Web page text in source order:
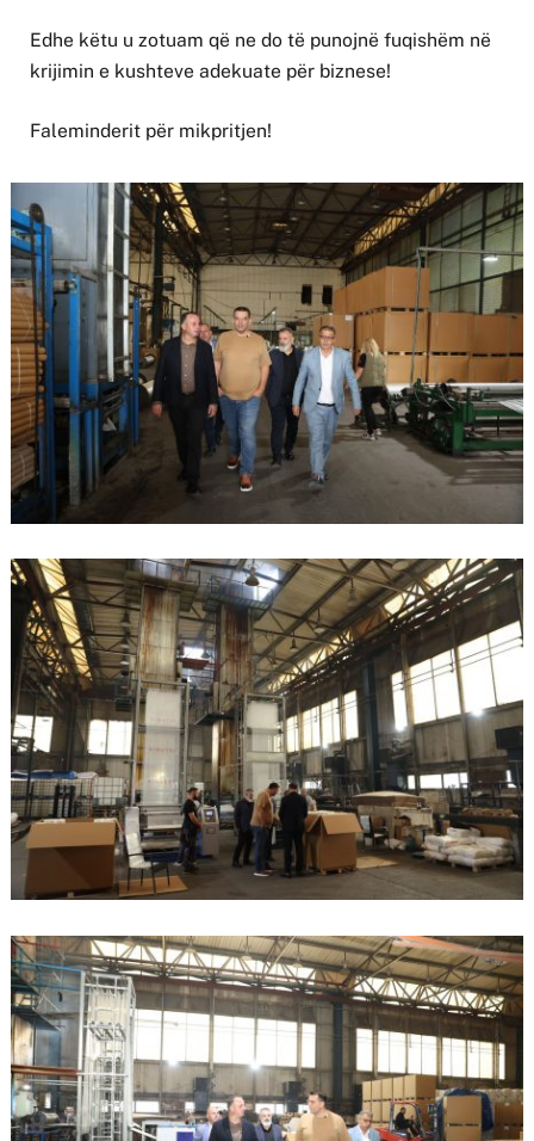
Edhe këtu u zotuam që ne do të punojnë fuqishëm në
krijimin e kushteve adekuate për biznese!
Faleminderit për mikpritjen!